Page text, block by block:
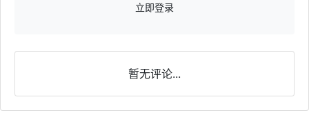
立即登录
暂无评论...